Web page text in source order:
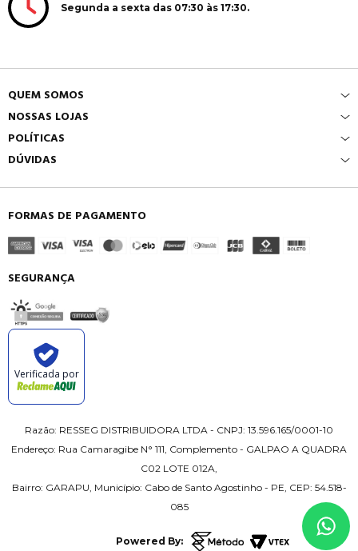
Segunda a sexta das 07:30 às 17:30.
QUEM SOMOS
NOSSAS LOJAS
POLÍTICAS
DÚVIDAS
FORMAS DE PAGAMENTO
SEGURANÇA
Verificada por
Razão: RESSEG DISTRIBUIDORA LTDA - CNPJ: 13.596.165/0001-10
Endereço: Rua Camaragibe N° 111, Complemento - GALPAO A QUADRA
C02 LOTE 012A,
Bairro: GARAPU, Município: Cabo de Santo Agostinho - PE, CEP: 54.518-
085
Powered By: